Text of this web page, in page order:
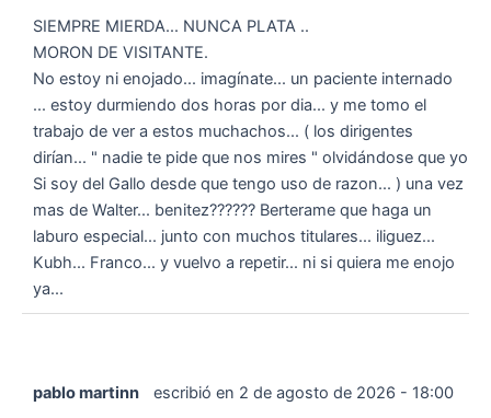
SIEMPRE MIERDA... NUNCA PLATA ..
MORON DE VISITANTE.
No estoy ni enojado... imagínate... un paciente internado
... estoy durmiendo dos horas por dia... y me tomo el
trabajo de ver a estos muchachos... ( los dirigentes
dirían... " nadie te pide que nos mires " olvidándose que yo
Si soy del Gallo desde que tengo uso de razon... ) una vez
mas de Walter... benitez?????? Berterame que haga un
laburo especial... junto con muchos titulares... iliguez...
Kubh... Franco... y vuelvo a repetir... ni si quiera me enojo
ya...
pablo martinn escribió en 2 de agosto de 2026 - 18:00